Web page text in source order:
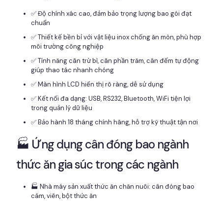
✅ Độ chính xác cao, đảm bảo trọng lượng bao gói đạt
chuẩn
✅ Thiết kế bền bỉ với vật liệu inox chống ăn mòn, phù hợp
môi trường công nghiệp
✅ Tính năng cân trừ bì, cân phần trăm, cân đếm tự động
giúp thao tác nhanh chóng
✅ Màn hình LCD hiển thị rõ ràng, dễ sử dụng
✅ Kết nối đa dạng: USB, RS232, Bluetooth, WiFi tiện lợi
trong quản lý dữ liệu
✅ Bảo hành 18 tháng chính hãng, hỗ trợ kỹ thuật tận nơi
🏭 Ứng dụng cân đóng bao ngành
thức ăn gia súc trong các ngành
🏭 Nhà máy sản xuất thức ăn chăn nuôi: cân đóng bao
cám, viên, bột thức ăn